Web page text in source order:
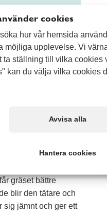
gång i veckan. Om
En bra
Genom att
grön längre.
Gödsling,
blir man av med
Genom att
gräset bättre
blir den tätare och
sig jämnt och ger ett
cookies
hur vår hemsida
möjliga upplevelse. Vi
ta ställning till vilka cookies
kan du välja vilka cookies
Avvisa alla
Hantera cookies